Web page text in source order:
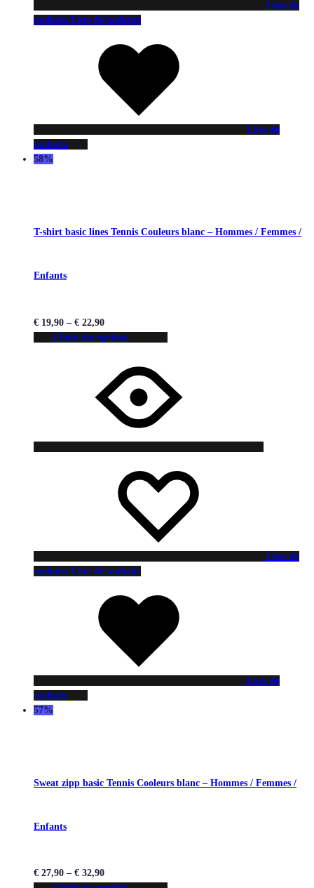
Liste de
souhaits Liste de souhaits
Liste de
souhaits
58%
T-shirt basic lines Tennis Couleurs blanc – Hommes / Femmes /
Enfants
€ 19,90 – € 22,90
Choix des options
Liste de
souhaits Liste de souhaits
Liste de
souhaits
57%
Sweat zipp basic Tennis Cooleurs blanc – Hommes / Femmes /
Enfants
€ 27,90 – € 32,90